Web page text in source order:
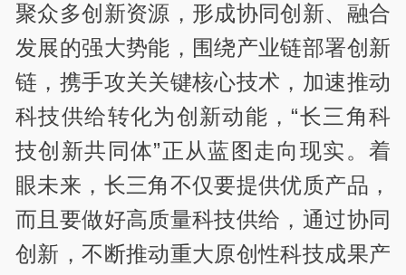
聚众多创新资源，形成协同创新、融合
发展的强大势能，围绕产业链部署创新
链，携手攻关关键核心技术，加速推动
科技供给转化为创新动能，“长三角科
技创新共同体”正从蓝图走向现实。着
眼未来，长三角不仅要提供优质产品，
而且要做好高质量科技供给，通过协同
创新，不断推动重大原创性科技成果产